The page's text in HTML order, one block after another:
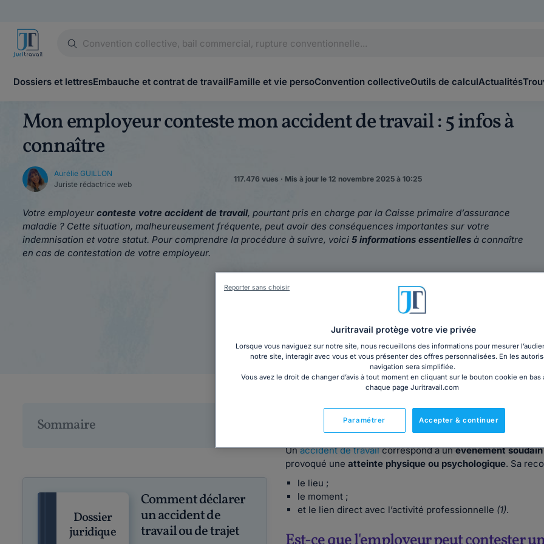
Dossiers et lettresEmbauche et contrat de travailFamille et vie persoConvention collectiveOutils de calculActualités
Mon employeur conteste mon accident de travail : 5 infos à
connaître
Aurélie GUILLON
Juriste rédactrice web
117.476 vues · Mis à jour le 12 novembre 2025 à 10:25
Votre employeur conteste votre accident de travail, pourtant pris en charge par la Caisse primaire d’assurance
maladie ? Cette situation, malheureusement fréquente, peut avoir des conséquences importantes sur votre
indemnisation et votre statut. Pour comprendre la procédure à suivre, voici 5 informations essentielles à connaître
en cas de contestation de votre employeur.
Téléchargez notre dossier sur la déclaration d'un accident de
Sommaire
Dossier
juridique
Comment déclarer
un accident de
travail ou de trajet
Définition de l’accident de travail : ce
Unaccident de travailcorrespond à unévénement soudain
provoqué uneatteinte physique ou psychologique. Sa
le lieu ;
le moment ;
et le lien direct avec l’activité professionnelle (1).
Juritravail protège votre vie privée
Lorsque vous naviguez sur notre site, nous recueillons des informations pour mesurer
notre site, interagir avec vous et vous présenter des offres personnalisées. En les
navigation sera simplifiée.
Vous avez le droit de changer d’avis à tout moment en cliquant sur le bouton cookie en bas
chaque page Juritravail.com
Accepter & continuer
Paramétrer
Reporter sans choisir